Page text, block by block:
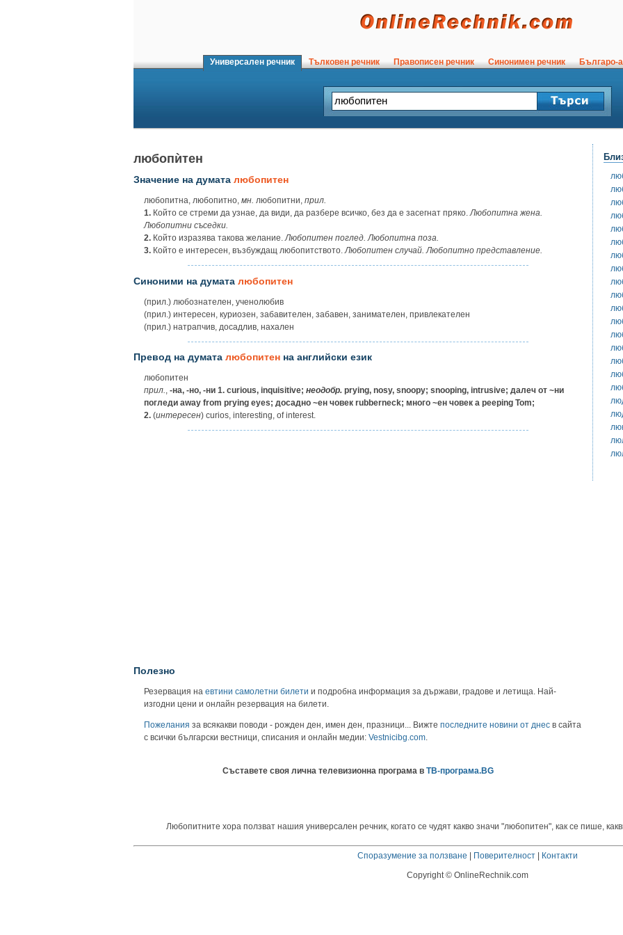
Универсален речник Тълковен речник Правописен речник Синонимен речник Българо-
любопѝтен
Значение на думата любопитен
любопитна, любопитно, мн. любопитни, прил.
1. Който се стреми да узнае, да види, да разбере всичко, без да е засегнат пряко.Любопитна жена.
Любопитни съседки.
2. Който изразява такова желание.Любопитен поглед. Любопитна поза.
3. Който е интересен, възбуждащ любопитството.Любопитен случай. Любопитно представление.
Синоними на думата любопитен
(прил.) любознателен, ученолюбив
(прил.) интересен, куриозен, забавителен, забавен, занимателен, привлекателен
(прил.) натрапчив, досадлив, нахален
Превод на думата любопитен на английски език
любопитен
прил., -на, -но, -ни 1. curious, inquisitive; неодобр. prying, nosy, snoopy; snooping, intrusive; далеч от ~ни
погледи away from prying eyes; досадно ~ен човек rubberneck; много ~ен човек a peeping Tom;
2. (интересен) curios, interesting, of interest.
Полезно
Резервация на евтини самолетни билети и подробна информация за държави, градове и летища. Най-
изгодни цени и онлайн резервация на билети.
Пожелания за всякакви поводи - рожден ден, имен ден, празници... Вижте последните новини от днес в сайта
с всички български вестници, списания и онлайн медии: Vestnicibg.com.
Съставете своя лична телевизионна програма в ТВ-програма.BG
Любопитните хора ползват нашия универсален речник, когато се чудят какво значи "любопитен", как се пише,
Споразумение за ползване Поверителност|
Контакти
Copyright © OnlineRechnik.com